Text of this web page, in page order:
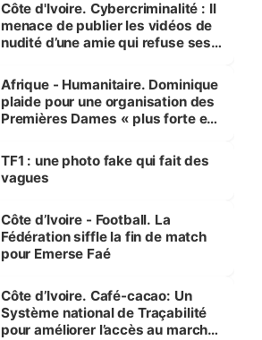
Côte d'Ivoire. Cybercriminalité : Il
menace de publier les vidéos de
nudité d’une amie qui refuse ses
Afrique - Humanitaire. Dominique
plaide pour une organisation des
Premières Dames « plus forte et
sur la scène internationale »
TF1 : une photo fake qui fait des
vagues
Côte d’Ivoire - Football. La
Fédération siffle la fin de match
pour Emerse Faé
Côte d’Ivoire. Café-cacao: Un
Système national de Traçabilité
pour améliorer l’accès au marché